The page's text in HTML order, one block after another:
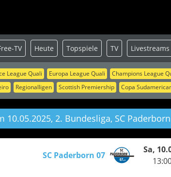
League Quali Europa League Quali Champions League
Regionalligen Scottish Premiership Copa
TV Heute Topspiele TV Livestreams
10.05.2025, 2. Bundesliga, SC
SC Paderborn 07
Sa,